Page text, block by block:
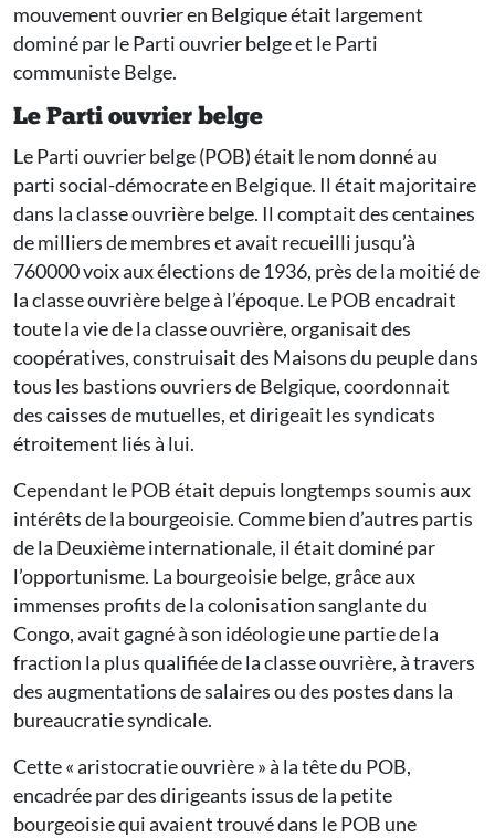
mouvement ouvrier en Belgique était largement
dominé par le Parti ouvrier belge et le Parti
communiste Belge.
Le Parti ouvrier belge
Le Parti ouvrier belge (POB) était le nom donné au
parti social-démocrate en Belgique. Il était majoritaire
dans la classe ouvrière belge. Il comptait des centaines
de milliers de membres et avait recueilli jusqu’à
760000 voix aux élections de 1936, près de la moitié de
la classe ouvrière belge à l’époque. Le POB encadrait
toute la vie de la classe ouvrière, organisait des
coopératives, construisait des Maisons du peuple dans
tous les bastions ouvriers de Belgique, coordonnait
des caisses de mutuelles, et dirigeait les syndicats
étroitement liés à lui.
Cependant le POB était depuis longtemps soumis aux
intérêts de la bourgeoisie. Comme bien d’autres partis
de la Deuxième internationale, il était dominé par
l’opportunisme. La bourgeoisie belge, grâce aux
immenses profits de la colonisation sanglante du
Congo, avait gagné à son idéologie une partie de la
fraction la plus qualifiée de la classe ouvrière, à travers
des augmentations de salaires ou des postes dans la
bureaucratie syndicale.
Cette « aristocratie ouvrière » à la tête du POB,
encadrée par des dirigeants issus de la petite
bourgeoisie qui avaient trouvé dans le POB une